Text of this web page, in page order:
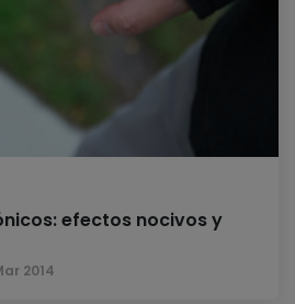
efectos nocivos y
2014